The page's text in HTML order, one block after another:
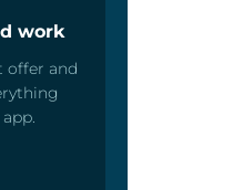
work
offer and